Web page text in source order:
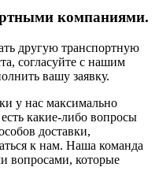
компаниями.
другую транспортную
согласуйте с нашим
вашу заявку.
у нас максимально
какие-либо вопросы
доставки,
к нам. Наша команда
вопросами, которые